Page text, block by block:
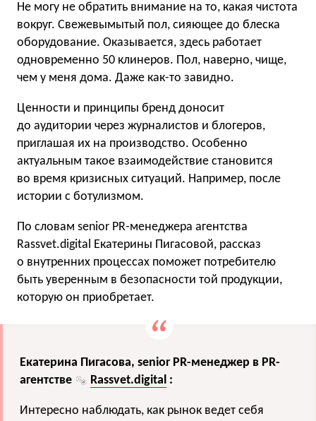
Не могу не обратить внимание на то, какая чистота
вокруг. Свежевымытый пол, сияющее до блеска
оборудование. Оказывается, здесь работает
одновременно 50 клинеров. Пол, наверно, чище,
чем у меня дома. Даже как-то завидно.
Ценности и принципы бренд доносит
до аудитории через журналистов и блогеров,
приглашая их на производство. Особенно
актуальным такое взаимодействие становится
во время кризисных ситуаций. Например, после
истории с ботулизмом.
По словам senior PR-менеджера агентства
Rassvet.digital Екатерины Пигасовой, рассказ
о внутренних процессах поможет потребителю
быть уверенным в безопасности той продукции,
которую он приобретает.
Екатерина Пигасова, senior PR-менеджер в PR-
агентстве
Rassvet.digital :
Интересно наблюдать, как рынок ведет себя